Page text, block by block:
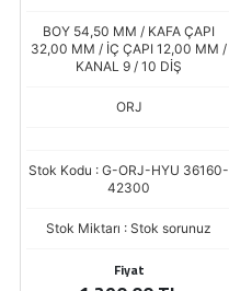
BOY 54,50 MM / KAFA ÇAPI
32,00 MM / İÇ ÇAPI 12,00 MM /
KANAL 9 / 10 DİŞ
ORJ
Stok Kodu : G-ORJ-HYU 36160-
42300
Stok Miktarı : Stok sorunuz
Fiyat